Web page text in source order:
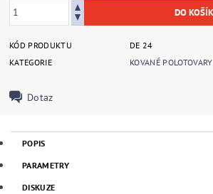
KÓD PRODUKTU
DE 24
KATEGORIE
KOVANÉ POLOTOVARY
Dotaz
POPIS
PARAMETRY
DISKUZE